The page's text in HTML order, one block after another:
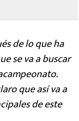
de lo que ha
se va a buscar
que así va a
de este